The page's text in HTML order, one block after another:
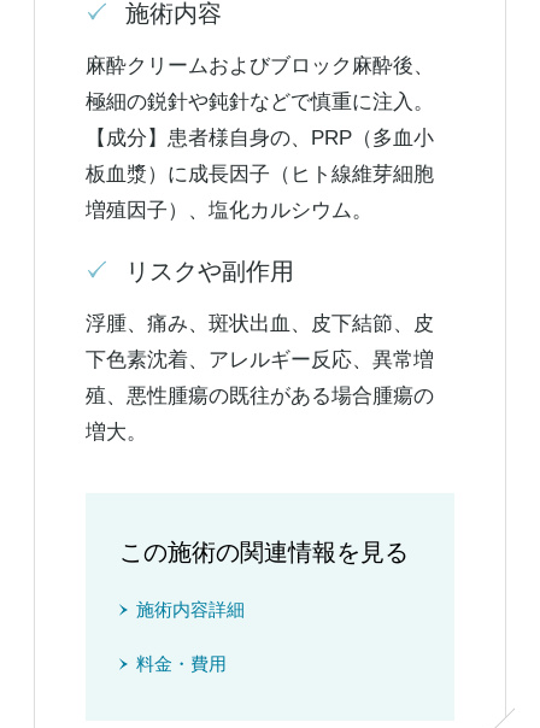
施術内容
麻酔クリームおよびブロック麻酔後、
極細の鋭針や鈍針などで慎重に注入。
【成分】患者様自身の、PRP（多血小
板血漿）に成長因子（ヒト線維芽細胞
増殖因子）、塩化カルシウム。
リスクや副作用
浮腫、痛み、斑状出血、皮下結節、皮
下色素沈着、アレルギー反応、異常増
殖、悪性腫瘍の既往がある場合腫瘍の
増大。
この施術の関連情報を見る
施術内容詳細
料金・費用